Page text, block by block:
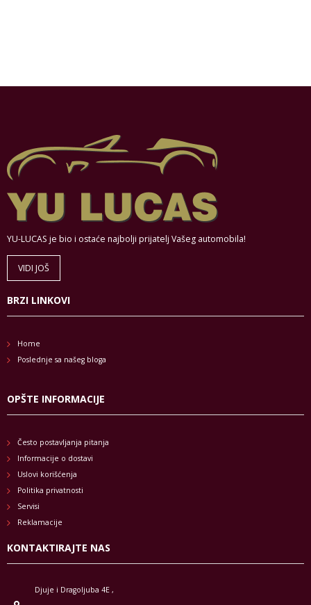
YU-LUCAS je bio i ostaće najbolji prijatelj Vašeg automobila!
VIDI JOŠ
BRZI LINKOVI
Home
Poslednje sa našeg bloga
OPŠTE INFORMACIJE
Često postavljanja pitanja
Informacije o dostavi
Uslovi korišćenja
Politika privatnosti
Servisi
Reklamacije
KONTAKTIRAJTE NAS
Djuje i Dragoljuba 4E ,